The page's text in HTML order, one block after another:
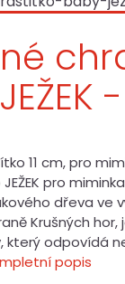
-
11 cm, pro
pro
dřeva ve
Krušných hor,
který odpovídá
popis